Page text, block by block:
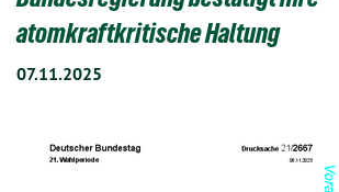
atomkraftkritische Haltung
07.11.2025